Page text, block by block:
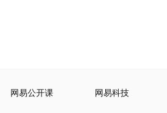
网易公开课 网易科技